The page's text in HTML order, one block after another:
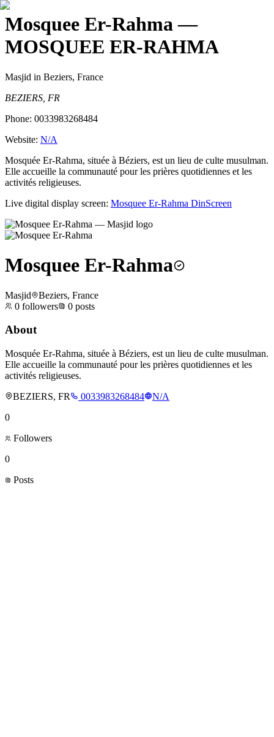
Mosquee Er-Rahma—
MOSQUEE ER-RAHMA
Masjid in Beziers, France
BEZIERS, FR
Phone: 0033983268484
Website: N/A
Mosquée Er-Rahma, située à Béziers, est un lieu de culte musulman.
Elle accueille la communauté pour les prières quotidiennes et les
activités religieuses.
Live digital display screen: Mosquee Er-Rahma DinScreen
Mosquee Er-Rahma
Masjid
Beziers, France
0 followers 0 posts
About
Mosquée Er-Rahma, située à Béziers, est un lieu de culte musulman.
Elle accueille la communauté pour les prières quotidiennes et les
activités religieuses.
BEZIERS, FR
0033983268484
N/A
0
Followers
0
Posts